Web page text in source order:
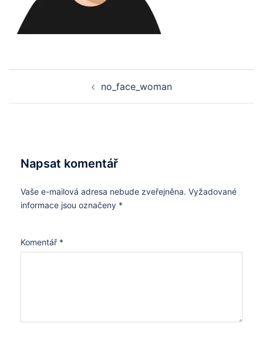
no_face_woman
Napsat komentář
Vaše e-mailová adresa nebude zveřejněna. Vyžadované
informace jsou označeny *
Komentář *